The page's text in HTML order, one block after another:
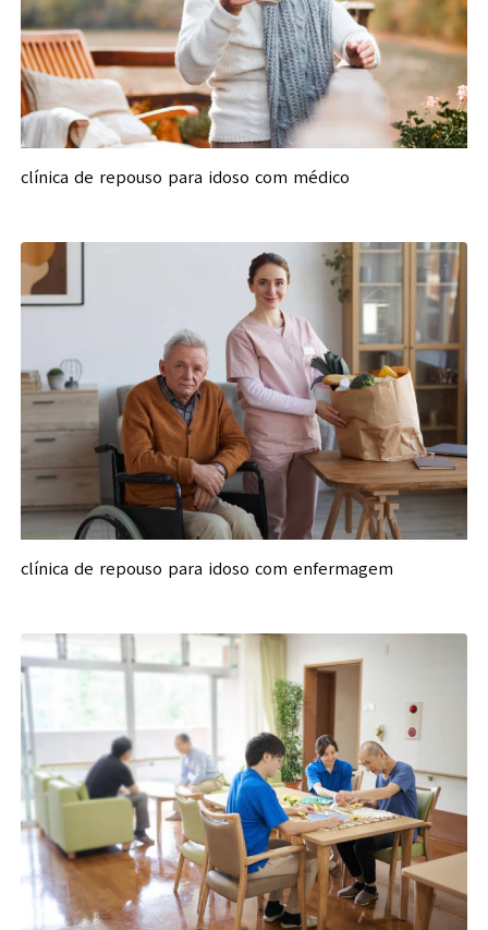
clínica de repouso para idoso com médico
clínica de repouso para idoso com enfermagem